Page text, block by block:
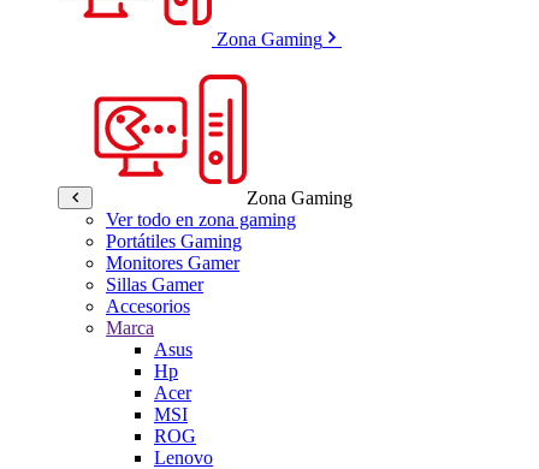
Zona Gaming
Zona Gaming
Ver todo en zona gaming
Portátiles Gaming
Monitores Gamer
Sillas Gamer
Accesorios
Marca
Asus
Hp
Acer
MSI
ROG
Lenovo